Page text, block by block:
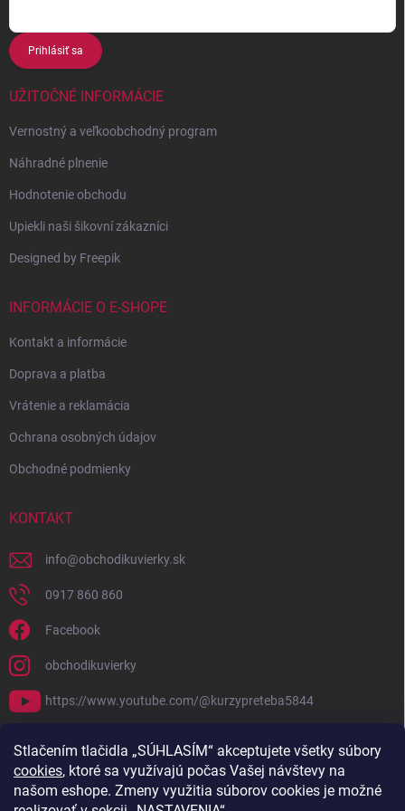
Stlačením tlačidla „SÚHLASÍM“ akceptujete všetky súbory
cookies, ktoré sa využívajú počas Vašej návštevy na
našom eshope. Zmeny využitia súborov cookies je možné
Prihlásiť sa
UŽITOČNÉ INFORMÁCIE
Vernostný a veľkoobchodný program
Náhradné plnenie
Hodnotenie obchodu
Upiekli naši šikovní zákazníci
Designed by Freepik
INFORMÁCIE O E-SHOPE
Kontakt a informácie
Doprava a platba
Vrátenie a reklamácia
Ochrana osobných údajov
Obchodné podmienky
KONTAKT
info@obchodikuvierky.sk
0917 860 860
Facebook
obchodikuvierky
https://www.youtube.com/@kurzypreteba5844
PRIJÍMAME ONLINE PLATBY